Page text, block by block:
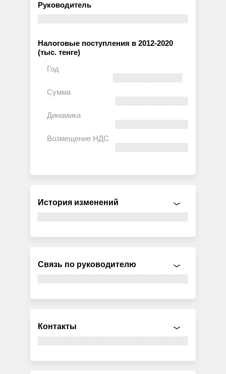
Руководитель
Налоговые поступления в 2012-2020
(тыс. тенге)
История изменений
Связь по руководителю
Контакты